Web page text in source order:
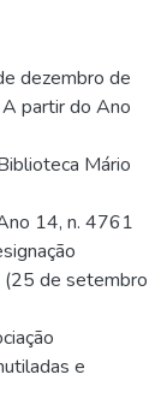
dezembro de
partir do Ano
Mário
14, n. 4761
(25 de setembro
e